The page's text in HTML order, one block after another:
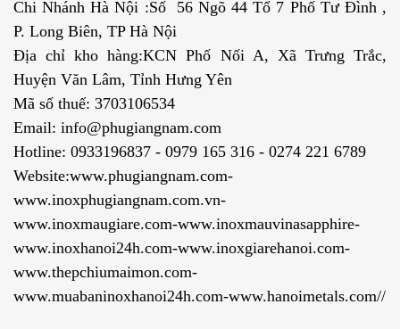
Chi Nhánh Hà Nội :Số 56 Ngõ 44 Tổ 7 Phố Tư Đình ,
P. Long Biên, TP Hà Nội
Địa chỉ kho hàng:KCN Phố Nối A, Xã Trưng Trắc,
Huyện Văn Lâm, Tỉnh Hưng Yên
Mã số thuế: 3703106534
Email: info@phugiangnam.com
Hotline: 0933196837 - 0979 165 316 - 0274 221 6789
Website:www.phugiangnam.com-
www.inoxphugiangnam.com.vn-
www.inoxmaugiare.com-www.inoxmauvinasapphire-
www.inoxhanoi24h.com-www.inoxgiarehanoi.com-
www.thepchiumaimon.com-
www.muabaninoxhanoi24h.com-www.hanoimetals.com//